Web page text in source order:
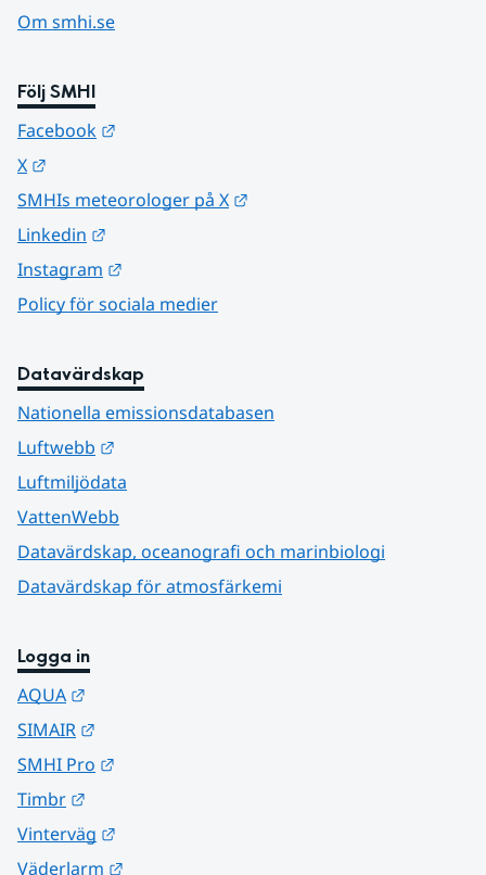
Om smhi.se
Följ SMHI
Facebook
X
SMHIs meteorologer på X
Linkedin
Instagram
Policy för sociala medier
Datavärdskap
Nationella emissionsdatabasen
Luftwebb
Luftmiljödata
VattenWebb
Datavärdskap, oceanografi och marinbiologi
Datavärdskap för atmosfärkemi
Logga in
AQUA
SIMAIR
SMHI Pro
Timbr
Vinterväg
Väderlarm